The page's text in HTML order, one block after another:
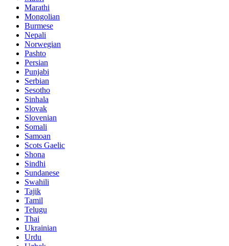
Marathi
Mongolian
Burmese
Nepali
Norwegian
Pashto
Persian
Punjabi
Serbian
Sesotho
Sinhala
Slovak
Slovenian
Somali
Samoan
Scots Gaelic
Shona
Sindhi
Sundanese
Swahili
Tajik
Tamil
Telugu
Thai
Ukrainian
Urdu